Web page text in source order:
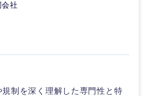
社
規制を深く理解した専門性と特